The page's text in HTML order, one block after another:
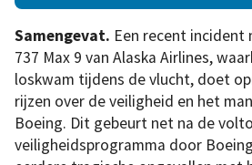
Samengevat. Een recent incident
737 Max 9 van Alaska Airlines,
loskwam tijdens de vlucht, doet
rijzen over de veiligheid en het
Boeing. Dit gebeurt net na de
veiligheidsprogramma door